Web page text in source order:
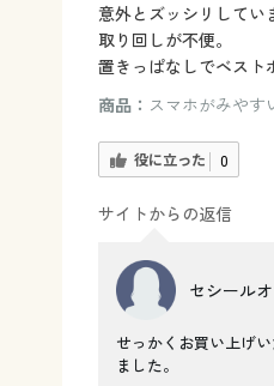
意外とズッシリしてい
取り回しが不便。
置きっぱなしでベスト
商品： スマホがみやす
役に立った 0
サイトからの返信
セシール
せっかくお買い上げ
ました。